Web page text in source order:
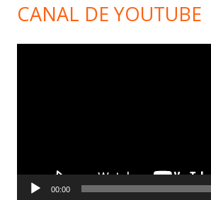
CANAL DE YOUTUBE
00:00